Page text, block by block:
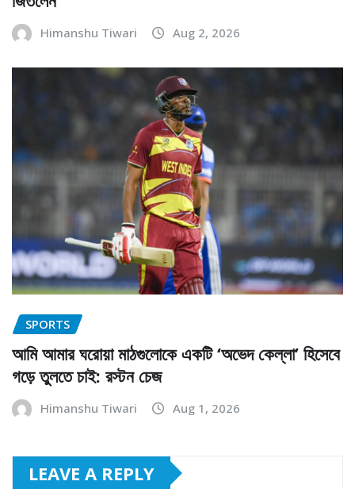
Himanshu Tiwari Aug 2, 2026
SPORTS
আমি আমার ঘরোয়া মাঠগুলোকে একটি ‘অভেদ কেল্লা’ হিসেবে
গড়ে তুলতে চাই: রস্টন চেজ
Himanshu Tiwari Aug 1, 2026
LEAVE A REPLY